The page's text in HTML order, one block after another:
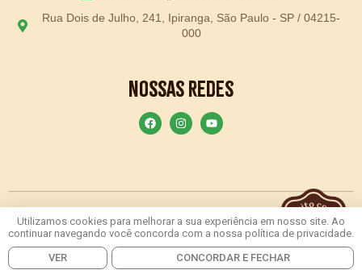
Rua Dois de Julho, 241, Ipiranga, São Paulo - SP / 04215-
000
Nossas Redes
Doces Vó Nena © 2026 – Todos os direitos reservados
Desenvolvido por Agência SomosMarketing
Utilizamos cookies para melhorar a sua experiência em nosso site. Ao
continuar navegando você concorda com a nossa política de privacidade.
VER CONCORDAR E FECHAR